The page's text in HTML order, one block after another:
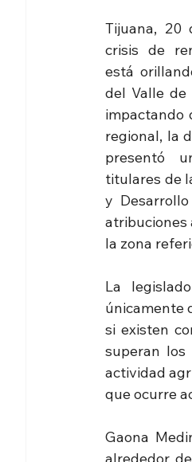
Tijuana, 20
crisis de
está
del Valle de
impactando
regional, la
presentó
titulares de
y
atribuciones
la zona
La
únicamente
si existen
superan los
actividad
que ocurre
Gaona